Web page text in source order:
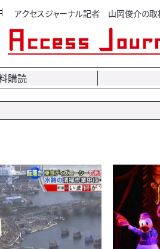
アクセスジャーナル記者 山岡俊介の取
購読